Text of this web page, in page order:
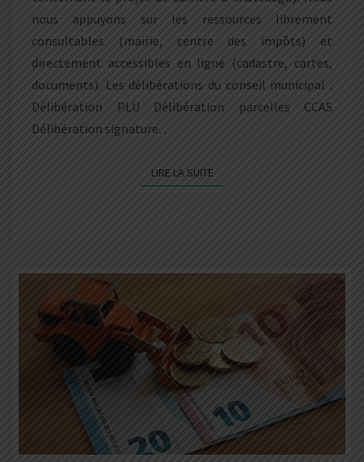
nous appuyons sur les ressources librement
consultables (mairie, centre des impôts) et
directement accessibles en ligne (cadastre, cartes,
documents). Les délibérations du conseil municipal :
Délibération PLU Délibération parcelles CCAS
Délibération signature…
LIRE LA SUITELIRE LA SUITE